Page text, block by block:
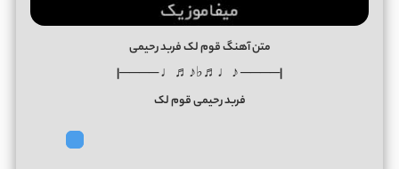
متن آهنگ قوم لک فربد رحیمی
|──── ♪♩♬♭♪♬♩ ────|
فربد رحیمی قوم لک